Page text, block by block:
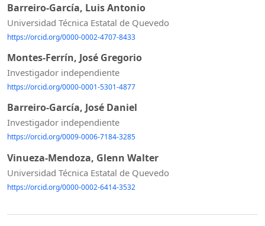
Barreiro-García, Luis Antonio
Universidad Técnica Estatal de Quevedo
https://orcid.org/0000-0002-4707-8433
Montes-Ferrín, José Gregorio
Investigador independiente
https://orcid.org/0000-0001-5301-4877
Barreiro-García, José Daniel
Investigador independiente
https://orcid.org/0009-0006-7184-3285
Vinueza-Mendoza, Glenn Walter
Universidad Técnica Estatal de Quevedo
https://orcid.org/0000-0002-6414-3532